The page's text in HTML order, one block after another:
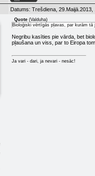
Datums: Trešdiena,
Quote (Valduha)
Bioloģiski vērtīgās pļavas, par kurām
Negribu kasīties pie vārda, bet
pļaušana un viss, par to Eiropa
Ja vari - dari, ja nevari - nesāc!